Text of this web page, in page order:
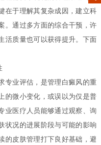
在于理解其复杂成因，建立科
。通过多方面的综合干预，许
活质量也可以获得提升。下面
业评估，是管理白癜风的重
的微小变化，或误以为仅是普
业医疗人员能够通过观察、询
状况的进展阶段与可能的影响
的皮肤管理打下良好基础，避